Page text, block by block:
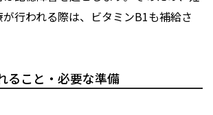
行われる際は、ビタミンB1も補給さ
ること・必要な準備